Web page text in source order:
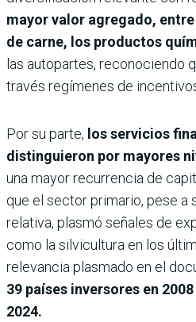
mayor valor agregado,
de carne, los productos
las autopartes, reconociendo
través regímenes de
Por su parte, los servicios
distinguieron por mayores
una mayor recurrencia de
que el sector primario, pese a
relativa, plasmó señales de
como la silvicultura en los
relevancia plasmado en el
39 países inversores en
2024.